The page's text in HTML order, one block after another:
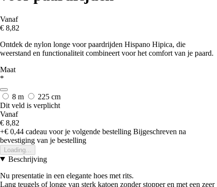
Vanaf
€ 8,82
Ontdek de nylon longe voor paardrijden Hispano Hipica, die
weerstand en functionaliteit combineert voor het comfort van je paard.
Maat
*
8 m
225 cm
Dit veld is verplicht
Vanaf
€ 8,82
+€ 0,44 cadeau voor je volgende bestelling Bijgeschreven na
bevestiging van je bestelling
Loading...
Beschrijving
Nu presentatie in een elegante hoes met rits.
Lang teugels of longe van sterk katoen zonder stopper en met een zeer